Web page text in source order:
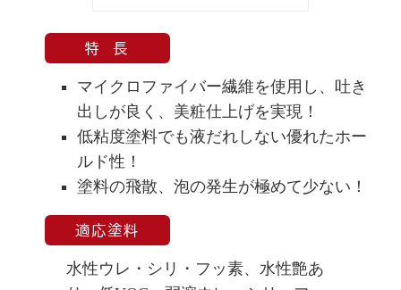
特 長
マイクロファイバー繊維を使用し、吐き
出しが良く、美粧仕上げを実現！
低粘度塗料でも液だれしない優れたホー
ルド性！
塗料の飛散、泡の発生が極めて少ない！
適応塗料
水性ウレ・シリ・フッ素、水性艶あ